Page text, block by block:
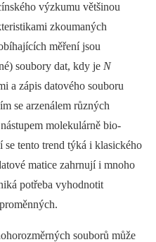
výzkumu většinou
zkoumaných
měření jsou
soubory dat, kdy je N
a zápis datového souboru
se arzenálem různých
molekulárně bio­
tento trend týká i klasického
matice zahrnují i mnoho
potřeba vyhodnotit
souborů může